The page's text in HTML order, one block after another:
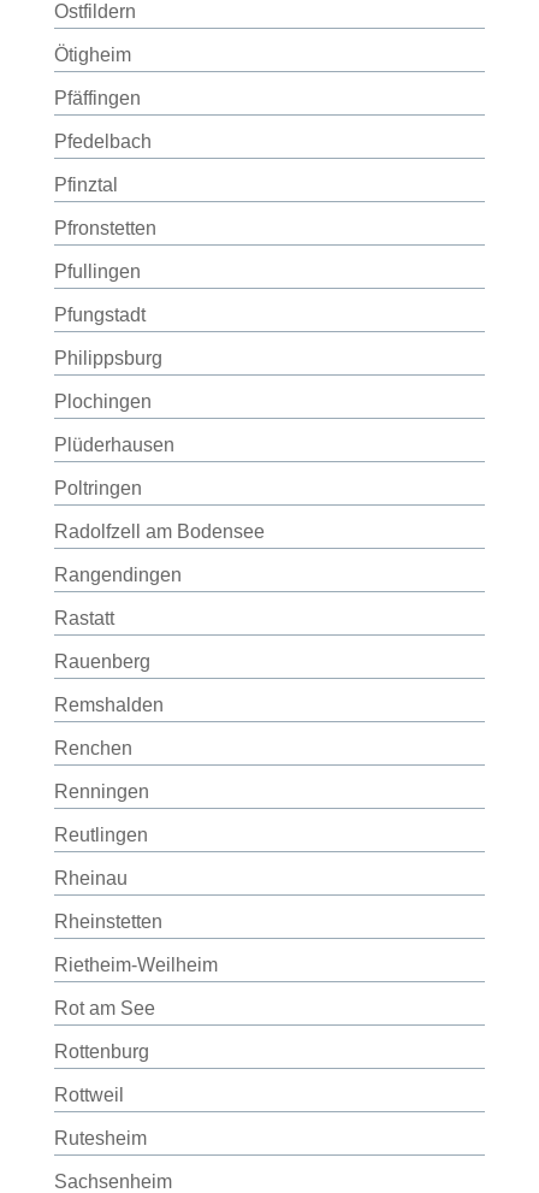
Ostfildern
Ötigheim
Pfäffingen
Pfedelbach
Pfinztal
Pfronstetten
Pfullingen
Pfungstadt
Philippsburg
Plochingen
Plüderhausen
Poltringen
Radolfzell am Bodensee
Rangendingen
Rastatt
Rauenberg
Remshalden
Renchen
Renningen
Reutlingen
Rheinau
Rheinstetten
Rietheim-Weilheim
Rot am See
Rottenburg
Rottweil
Rutesheim
Sachsenheim